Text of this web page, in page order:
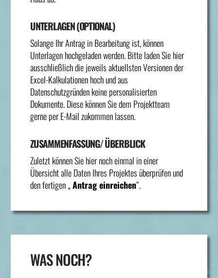
UNTERLAGEN (OPTIONAL)
Solange Ihr Antrag in Bearbeitung ist, können
Unterlagen hochgeladen werden. Bitte laden Sie hier
ausschließlich die jeweils aktuellsten Versionen der
Excel-Kalkulationen hoch und aus
Datenschutzgründen keine personalisierten
Dokumente. Diese können Sie dem Projektteam
gerne per E-Mail zukommen lassen.
ZUSAMMENFASSUNG/ ÜBERBLICK
Zuletzt können Sie hier noch einmal in einer
Übersicht alle Daten Ihres Projektes überprüfen und
den fertigen „Antrag einreichen“.
WAS NOCH?